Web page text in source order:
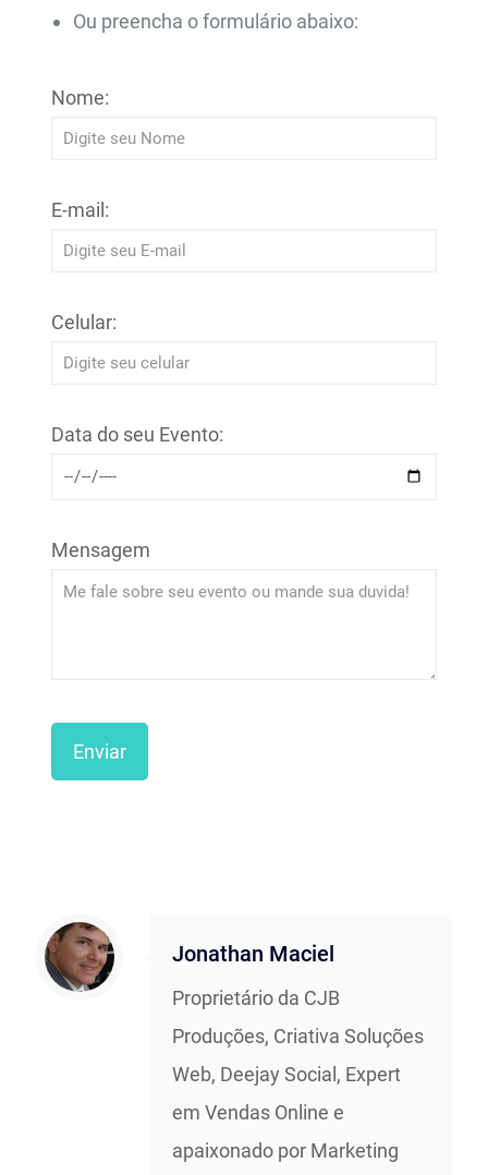
Ou preencha o formulário abaixo:
Nome:
E-mail:
Celular:
Data do seu Evento:
Mensagem
Jonathan Maciel
Proprietário da CJB
Produções, Criativa Soluções
Web, Deejay Social, Expert
em Vendas Online e
apaixonado por Marketing